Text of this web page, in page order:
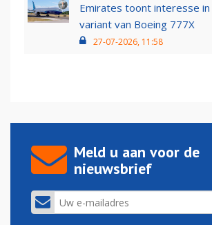
Emirates toont interesse
variant van Boeing 777X
27-07-2026, 11:58
Meld u aan voor de
nieuwsbrief